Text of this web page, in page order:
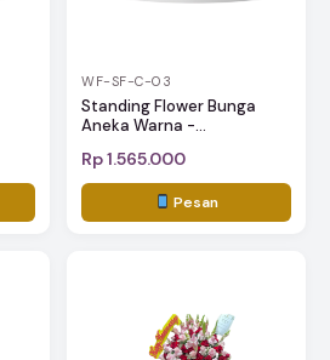
WF-SF-C-03
Standing Flower Bunga
Aneka Warna -...
Rp 1.565.000
Pesan